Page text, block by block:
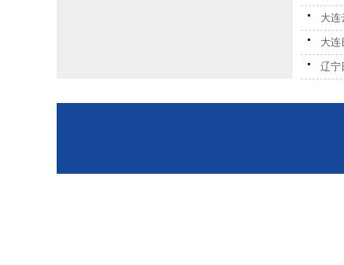
大连
大连
辽宁